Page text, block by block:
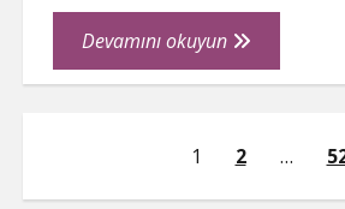
Devamını okuyunMiras
Paylasimi
1 2 …